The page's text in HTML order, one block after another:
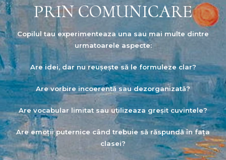
PRIN COMUNICARE
Copilul tau experimenteaza una sau mai multe dintre
urmatoarele aspecte:
Are idei, dar nu reușește să le formuleze clar?
Are vorbire incoerentă sau dezorganizată?
Are vocabular limitat sau utilizeaza greșit cuvintele?
Are emoții puternice când trebuie să răspundă în fața
clasei?